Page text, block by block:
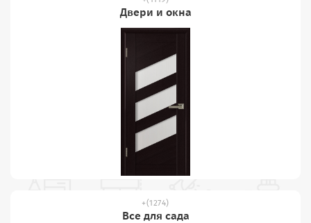
Двери и окна
(1274)
Все для сада